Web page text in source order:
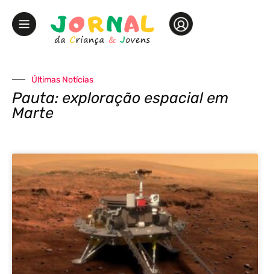
Últimas Notícias
Pauta: exploração espacial em
Marte